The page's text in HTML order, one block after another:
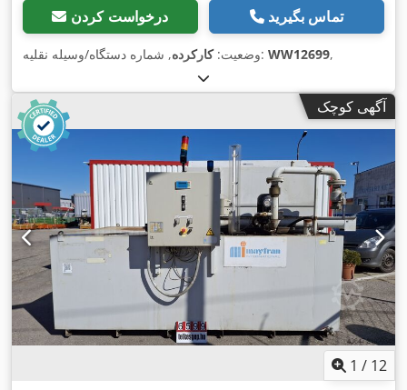
درخواست کردن تماس بگیرید
وضعیت:کارکرده , شماره دستگاه/وسیله نقلیه: WW12699,
آگهی کوچک
1 / 12